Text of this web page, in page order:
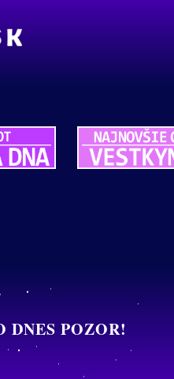
DNES POZOR!